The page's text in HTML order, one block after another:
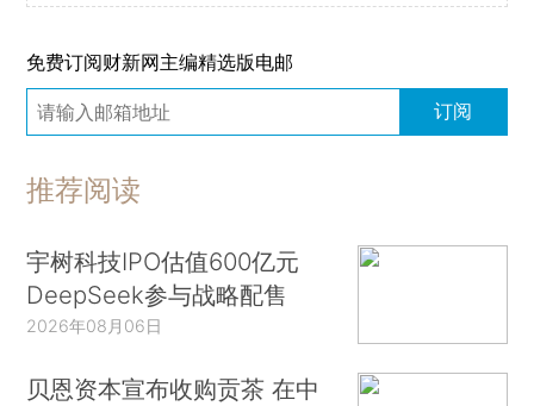
免费订阅财新网主编精选版电邮
订阅
推荐阅读
宇树科技IPO估值600亿元
DeepSeek参与战略配售
2026年08月06日
贝恩资本宣布收购贡茶 在中